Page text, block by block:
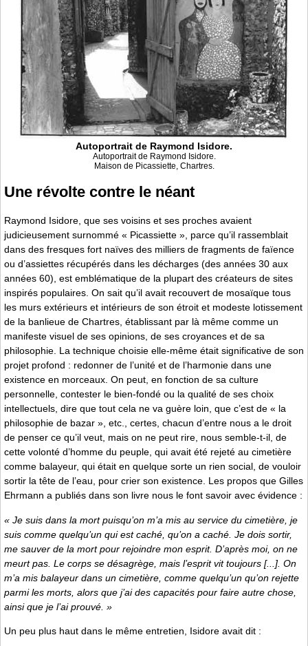
Autoportrait de Raymond Isidore.
Autoportrait de Raymond Isidore.
Maison de Picassiette, Chartres.
Une révolte contre le néant
Raymond Isidore, que ses voisins et ses proches avaient
judicieusement surnommé « Picassiette », parce qu’il rassemblait
dans des fresques fort naïves des milliers de fragments de faïence
ou d’assiettes récupérés dans les décharges (des années 30 aux
années 60), est emblématique de la plupart des créateurs de sites
inspirés populaires. On sait qu’il avait recouvert de mosaïque tous
les murs extérieurs et intérieurs de son étroit et modeste lotissement
de la banlieue de Chartres, établissant par là même comme un
manifeste visuel de ses opinions, de ses croyances et de sa
philosophie. La technique choisie elle-même était significative de son
projet profond : redonner de l’unité et de l’harmonie dans une
existence en morceaux. On peut, en fonction de sa culture
personnelle, contester le bien-fondé ou la qualité de ses choix
intellectuels, dire que tout cela ne va guère loin, que c’est de « la
philosophie de bazar », etc., certes, chacun d’entre nous a le droit
de penser ce qu’il veut, mais on ne peut rire, nous semble-t-il, de
cette volonté d’homme du peuple, qui avait été rejeté au cimetière
comme balayeur, qui était en quelque sorte un rien social, de vouloir
sortir la tête de l’eau, pour crier son existence. Les propos que Gilles
Ehrmann a publiés dans son livre nous le font savoir avec évidence :
« Je suis dans la mort puisqu’on m’a mis au service du cimetière, je
suis comme quelqu’un qui est caché, qu’on a caché. Je dois sortir,
me sauver de la mort pour rejoindre mon esprit. D’après moi, on ne
meurt pas. Le corps se désagrège, mais l’esprit vit toujours [...]. On
m’a mis balayeur dans un cimetière, comme quelqu’un qu’on rejette
parmi les morts, alors que j’ai des capacités pour faire autre chose,
ainsi que je l’ai prouvé. »
Un peu plus haut dans le même entretien, Isidore avait dit :